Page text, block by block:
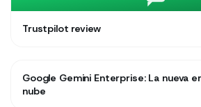
Trustpilot review
Google Gemini Enterprise: La nueva
nube